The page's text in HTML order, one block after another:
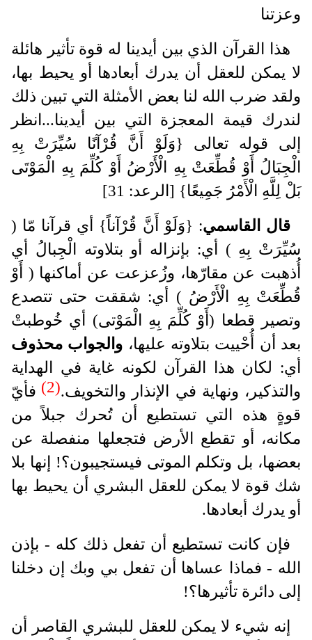
وعزتنا
هذا القرآن الذي بين أيدينا له قوة تأثير هائلة
لا يمكن للعقل أن يدرك أبعادها أو يحيط بها،
ولقد ضرب الله لنا بعض الأمثلة التي تبين ذلك
لندرك قيمة المعجزة التي بين أيدينا...انظر
إلى قوله تعالى {وَلَوْ أَنَّ قُرْآنًا سُيِّرَتْ بِهِ
الْجِبَالُ أَوْ قُطِّعَتْ بِهِ الْأَرْضُ أَوْ كُلِّمَ بِهِ الْمَوْتَى
بَلْ لِلَّهِ الْأَمْرُ جَمِيعًا} [الرعد: 31]
قال القاسمي: {وَلَوْ أَنَّ قُرْآناً} أي قرآنا مّا (
سُيِّرَتْ بِهِ ) أي: بإنزاله أو بتلاوته الْجِبالُ أي
أُذهبت عن مقارّها، وزُعزعت عن أماكنها ( أَوْ
قُطِّعَتْ بِهِ الْأَرْضُ ) أي: شققت حتى تتصدع
وتصير قطعا (أَوْ كُلِّمَ بِهِ الْمَوْتى) أي خُوطبتْ
بعد أن أُحْييت بتلاوته عليها، والجواب محذوف
أي: لكان هذا القرآن لكونه غاية في الهداية
والتذكير، ونهاية في الإنذار والتخويف.(2)
فأيّ
قوةٍ هذه التي تستطيع أن تُحرك جبلاً من
مكانه، أو تقطع الأرض فتجعلها منفصلة عن
بعضها، بل وتكلم الموتى فيستجيبون؟! إنها بلا
شك قوة لا يمكن للعقل البشري أن يحيط بها
أو يدرك أبعادها.
فإن كانت تستطيع أن تفعل ذلك كله - بإذن
الله - فماذا عساها أن تفعل بي وبك إن دخلنا
إلى دائرة تأثيرها؟!
إنه شيء لا يمكن للعقل للبشري القاصر أن